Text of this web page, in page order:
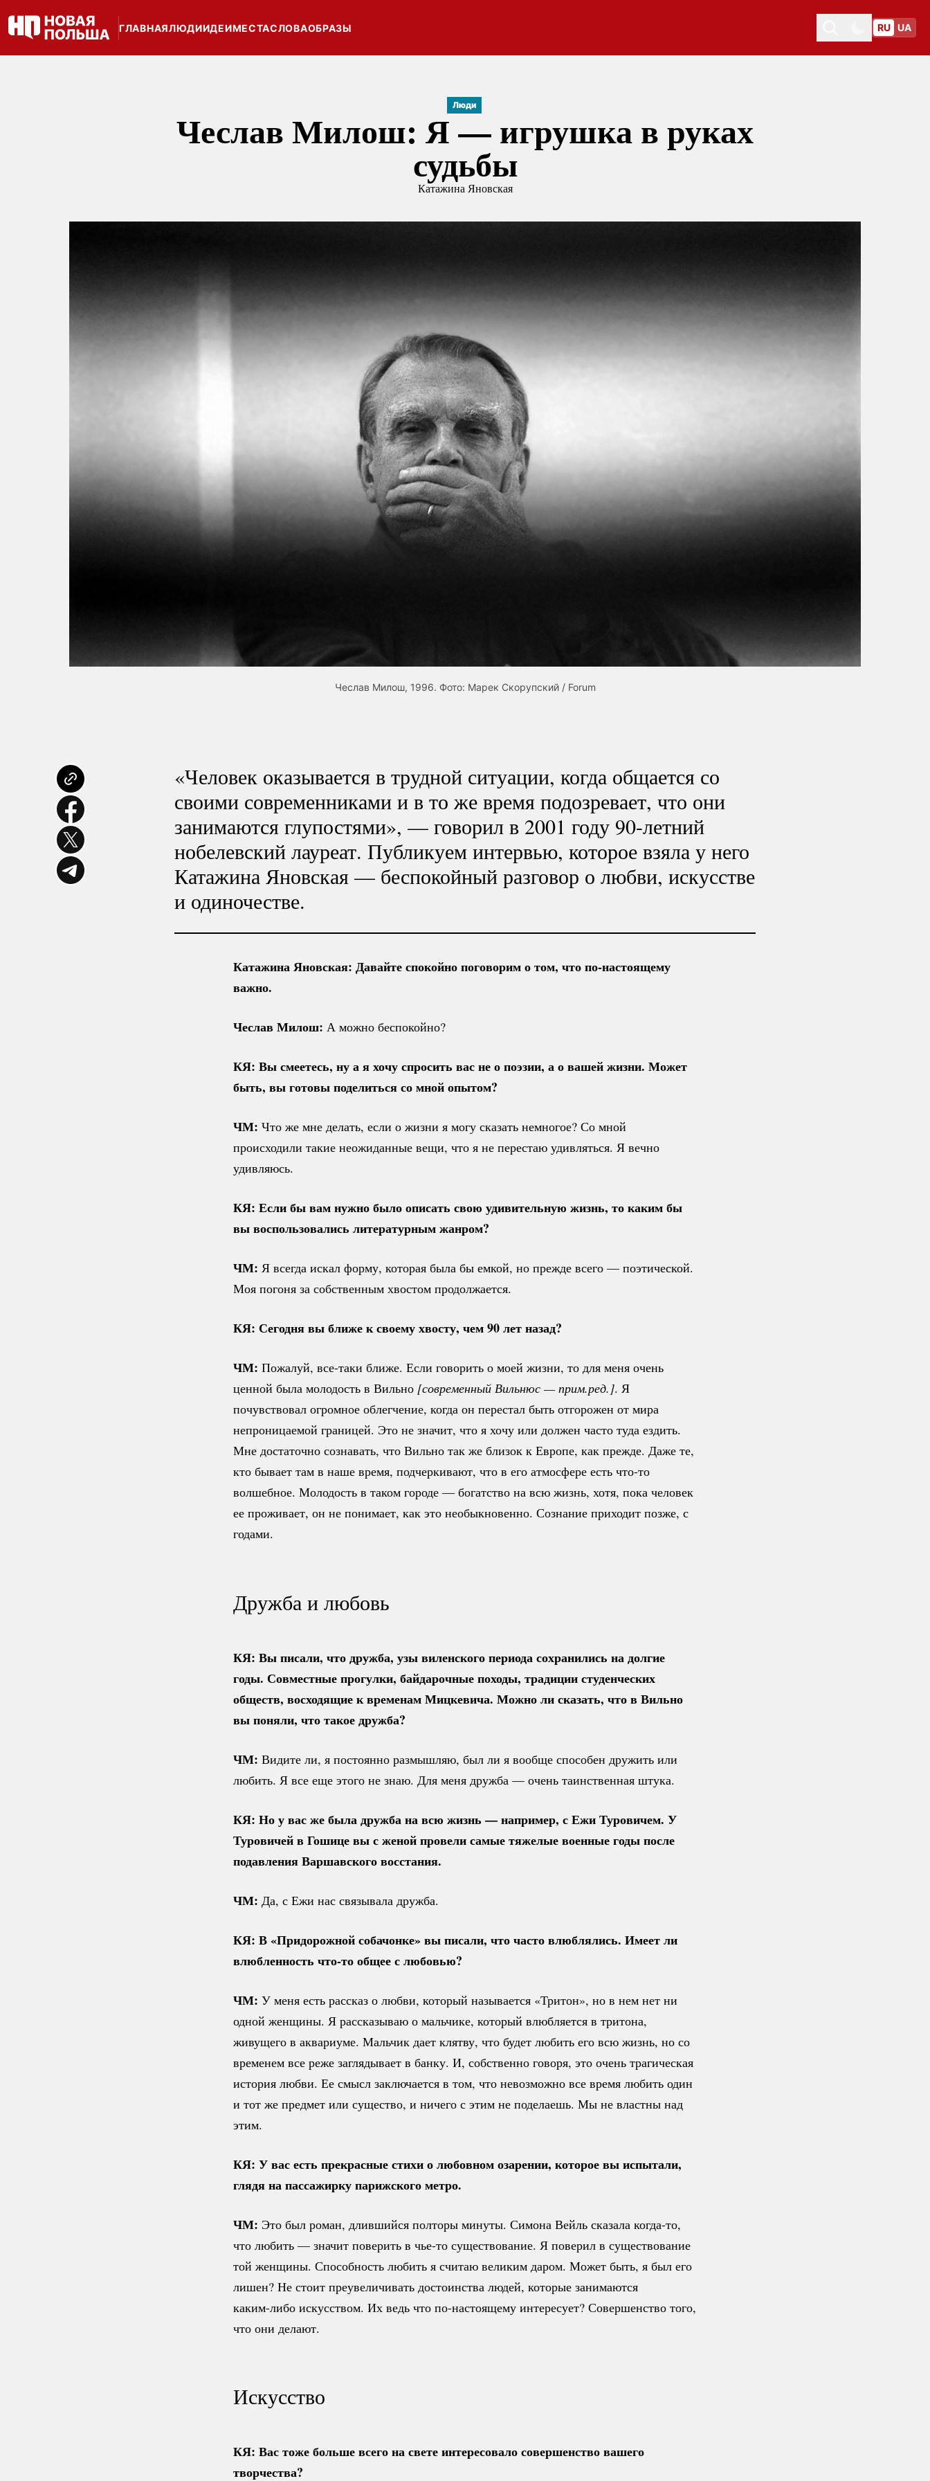
ГЛАВНАЯЛЮДИИДЕИМЕСТАСЛОВАОБРАЗЫ
Toggle themeToggle theme
RU UA
Люди
Чеслав Милош: Я — игрушка в руках
судьбы
Катажина Яновская
Чеслав Милош, 1996. Фото: Марек Скорупский / Forum
«Человек оказывается в трудной ситуации, когда общается со
своими современниками и в то же время подозревает, что они
занимаются глупостями», — говорил в 2001 году 90-летний
нобелевский лауреат. Публикуем интервью, которое взяла у него
Катажина Яновская — беспокойный разговор о любви, искусстве
и одиночестве.
Катажина Яновская: Давайте спокойно поговорим о том, чтопо-настоящему
важно.
Чеслав Милош: А можно беспокойно?
КЯ: Вы смеетесь, ну а я хочу спросить вас не о поэзии, а о вашей жизни. Может
быть, вы готовы поделиться со мной опытом?
ЧМ: Что же мне делать, если о жизни я могу сказать немногое? Со мной
происходили такие неожиданные вещи, что я не перестаю удивляться. Я вечно
удивляюсь.
КЯ: Если бы вам нужно было описать свою удивительную жизнь, то каким бы
вы воспользовались литературным жанром?
ЧМ: Я всегда искал форму, которая была бы емкой, но прежде всего — поэтической.
Моя погоня за собственным хвостом продолжается.
КЯ: Сегодня вы ближе к своему хвосту, чем 90 лет назад?
ЧМ: Пожалуй, все-таки ближе. Если говорить о моей жизни, то для меня очень
ценной была молодость в Вильно [современный Вильнюс — прим.ред.]. Я
почувствовал огромное облегчение, когда он перестал быть отгорожен от мира
непроницаемой границей. Это не значит, что я хочу или должен часто туда ездить.
Мне достаточно сознавать, что Вильно так же близок к Европе, как прежде. Даже те,
кто бывает там в наше время, подчеркивают, что в его атмосфере есть что-то
волшебное. Молодость в таком городе — богатство на всю жизнь, хотя, пока человек
ее проживает, он не понимает, как это необыкновенно. Сознание приходит позже, с
годами.
Дружба и любовь
КЯ: Вы писали, что дружба, узы виленского периода сохранились на долгие
годы. Совместные прогулки, байдарочные походы, традиции студенческих
обществ, восходящие к временам Мицкевича. Можно ли сказать, что в Вильно
вы поняли, что такое дружба?
ЧМ: Видите ли, я постоянно размышляю, был ли я вообще способен дружить или
любить. Я все еще этого не знаю. Для меня дружба — очень таинственная штука.
КЯ: Но у вас же была дружба на всю жизнь — например, с Ежи Туровичем. У
Туровичей в Гошице вы с женой провели самые тяжелые военные годы после
подавления Варшавского восстания.
ЧМ: Да, с Ежи нас связывала дружба.
КЯ: В «Придорожной собачонке» вы писали, что часто влюблялись. Имеет ли
влюбленность что-тообщее с любовью?
ЧМ: У меня есть рассказ о любви, который называется «Тритон», но в нем нет ни
одной женщины. Я рассказываю о мальчике, который влюбляется в тритона,
живущего в аквариуме. Мальчик дает клятву, что будет любить его всю жизнь, но со
временем все реже заглядывает в банку. И, собственно говоря, это очень трагическая
история любви. Ее смысл заключается в том, что невозможно все время любить один
и тот же предмет или существо, и ничего с этим не поделаешь. Мы не властны над
этим.
КЯ: У вас есть прекрасные стихи о любовном озарении, которое вы испытали,
глядя на пассажирку парижского метро.
ЧМ: Это был роман, длившийся полторы минуты. Симона Вейль сказала когда-то,
что любить — значит поверить в чье-то существование. Я поверил в существование
той женщины. Способность любить я считаю великим даром. Может быть, я был его
лишен? Не стоит преувеличивать достоинства людей, которые занимаются
каким-либо искусством. Их ведь что по-настоящему интересует? Совершенство того,
что они делают.
Искусство
КЯ: Вас тоже больше всего на свете интересовало совершенство вашего
творчества?